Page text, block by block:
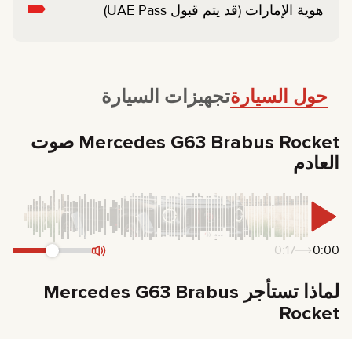
هوية الإمارات (قد يتم قبول UAE Pass)
حول السيارةتجهيزات السيارة
Mercedes G63 Brabus Rocket صوت
العادم
0:00
0:17
لماذا تستأجر Mercedes G63 Brabus
Rocket